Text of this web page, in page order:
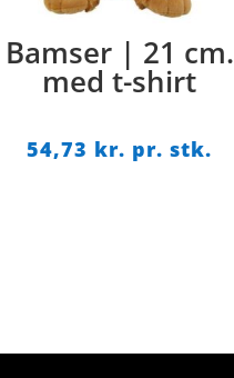
Bamser | 21 cm.
med t-shirt
54,73 kr. pr. stk.